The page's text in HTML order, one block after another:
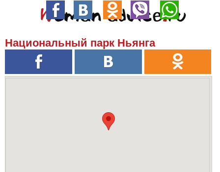
Национальный парк Ньянга